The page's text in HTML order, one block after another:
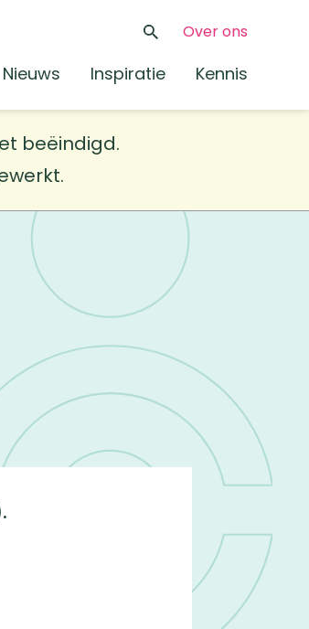
Nieuws Inspiratie Kennis
Zoeken
Over ons
beëindigd.